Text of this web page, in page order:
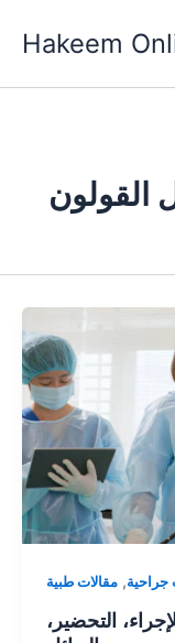
Hakeem
القولون
جراحية,مقالات طبية
التحضير،